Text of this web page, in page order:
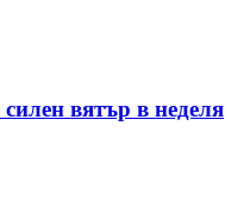
вятър в неделя